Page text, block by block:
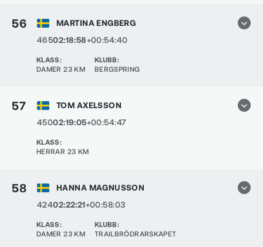
56
MARTINA ENGBERG
46502:18:58+00:54:40
KLASS:
DAMER 23 KM
KLUBB:
BERGSPRING
57
TOM AXELSSON
45002:19:05+00:54:47
KLASS:
HERRAR 23 KM
58
HANNA MAGNUSSON
42402:22:21+00:58:03
KLASS:
DAMER 23 KM
KLUBB:
TRAILBRÖDRARSKAPET